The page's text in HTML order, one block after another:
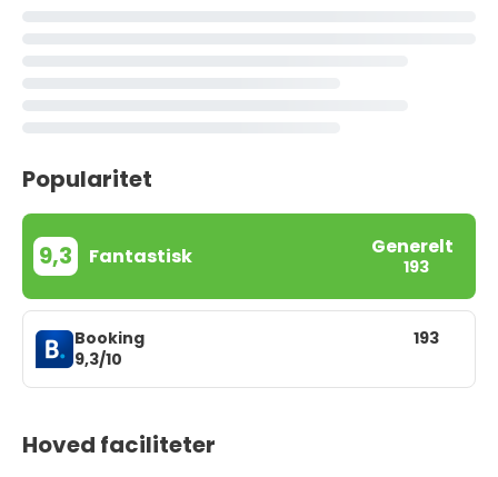
Popularitet
9,3 Fantastisk Generelt
193
Booking
9,3/10
193
Hoved faciliteter